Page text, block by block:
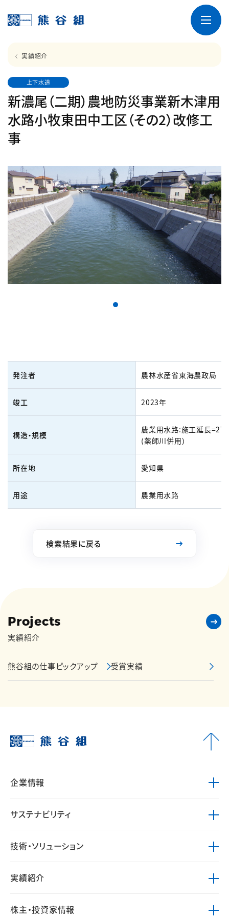
実績紹介
上下水道
新濃尾（二期）農地防災事業新木津用
水路小牧東田中工区（その2）改修工
事
発注者 農林水産省東海農政局
竣工 2023年
構造・規模
農業用水路:施工延長
(薬師川併用)
所在地 愛知県
用途 農業用水路
検索結果に戻る
Projects
実績紹介
熊谷組の仕事ピックアップ 受賞実績
企業情報
サステナビリティ
技術・ソリューション
実績紹介
株主・投資家情報